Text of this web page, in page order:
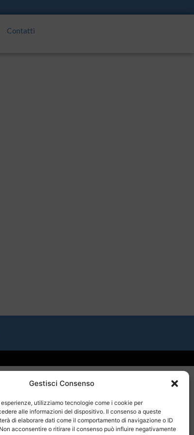
Gestisci Consenso
utilizziamo tecnologie come i cookie per
alle informazioni del dispositivo. Il consenso a queste
di elaborare dati come il comportamento di navigazione o ID
acconsentire o ritirare il consenso può influire negativamente
Contatti